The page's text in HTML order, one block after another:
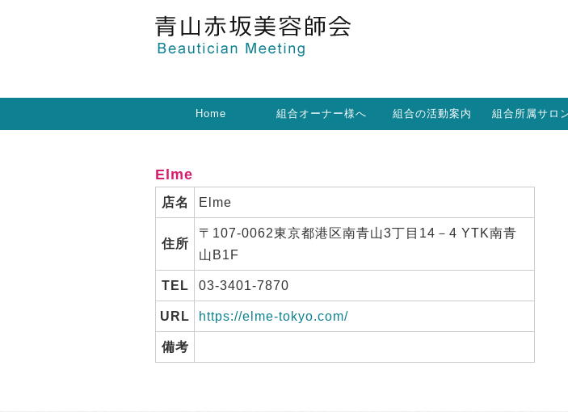
Home 組合オーナー様へ 組合の活動案内 組合所属サロ
Elme
店名 Elme
住所
〒107-0062東京都港区南青山3丁目14－4 YTK南青
山B1F
TEL 03-3401-7870
URL https://elme-tokyo.com/
備考